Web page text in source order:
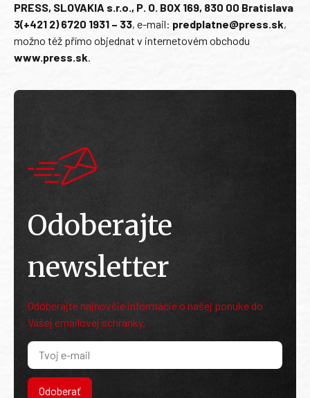
PRESS, SLOVAKIA s.r.o., P. O. BOX 169, 830 00 Bratislava
3(+421 2) 6720 1931 – 33, e-mail: predplatne@press.sk,
možno též přímo objednat v internetovém obchodu
www.press.sk.
Odoberajte
newsletter
Odoberajte najnovšie informácie o našej ponuke do
Vašej emailovej schránky.
Odoberať